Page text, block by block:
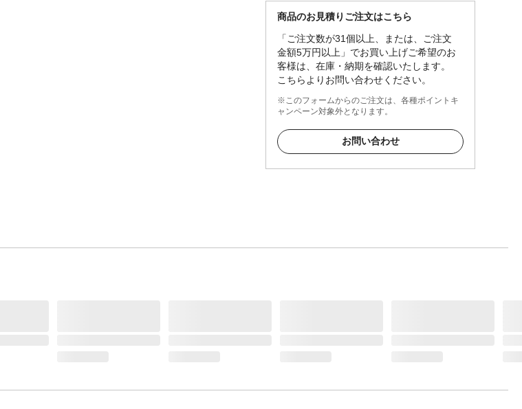
商品のお見積りご注文はこちら
「ご注文数が31個以上、または、ご注文
金額5万円以上」でお買い上げご希望のお
客様は、在庫・納期を確認いたします。
こちらよりお問い合わせください。
※このフォームからのご注文は、各種ポイントキ
ャンペーン対象外となります。
お問い合わせ